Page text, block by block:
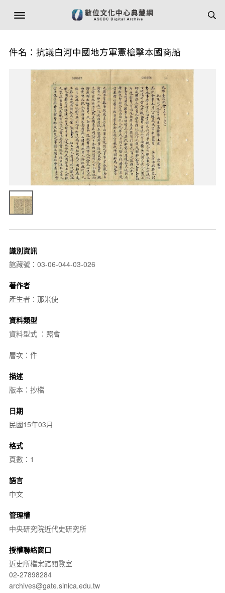
件名：抗議白河中國地方軍憲槍擊本國商船
識別資訊
館藏號：03-06-044-03-026
著作者
產生者：那米使
資料類型
資料型式 ：照會
層次：件
描述
版本：抄檔
日期
民國15年03月
格式
頁數：1
語言
中文
管理權
中央研究院近代史研究所
授權聯絡窗口
近史所檔案館閱覽室
02-27898284
archives@gate.sinica.edu.tw